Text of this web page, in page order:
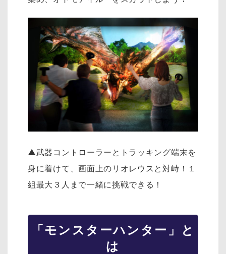
▲武器コントローラーとトラッキング端末を
身に着けて、画面上のリオレウスと対峙！１
組最大３人まで一緒に挑戦できる！
「モンスターハンター」と
は